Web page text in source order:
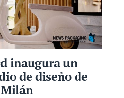
inaugura un
de diseño de
Milán